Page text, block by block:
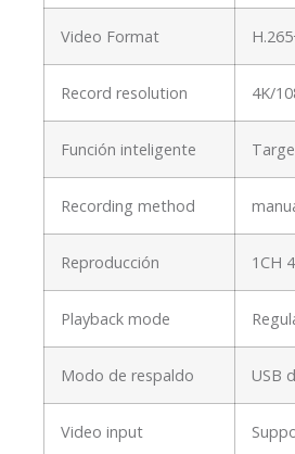
Video Format
Record resolution 4K/
Función inteligente
Recording method
Reproducción 1CH
Playback mode
Modo de respaldo USB
Video input